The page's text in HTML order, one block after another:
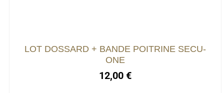
LOT DOSSARD + BANDE POITRINE SECU-
ONE
12,00 €